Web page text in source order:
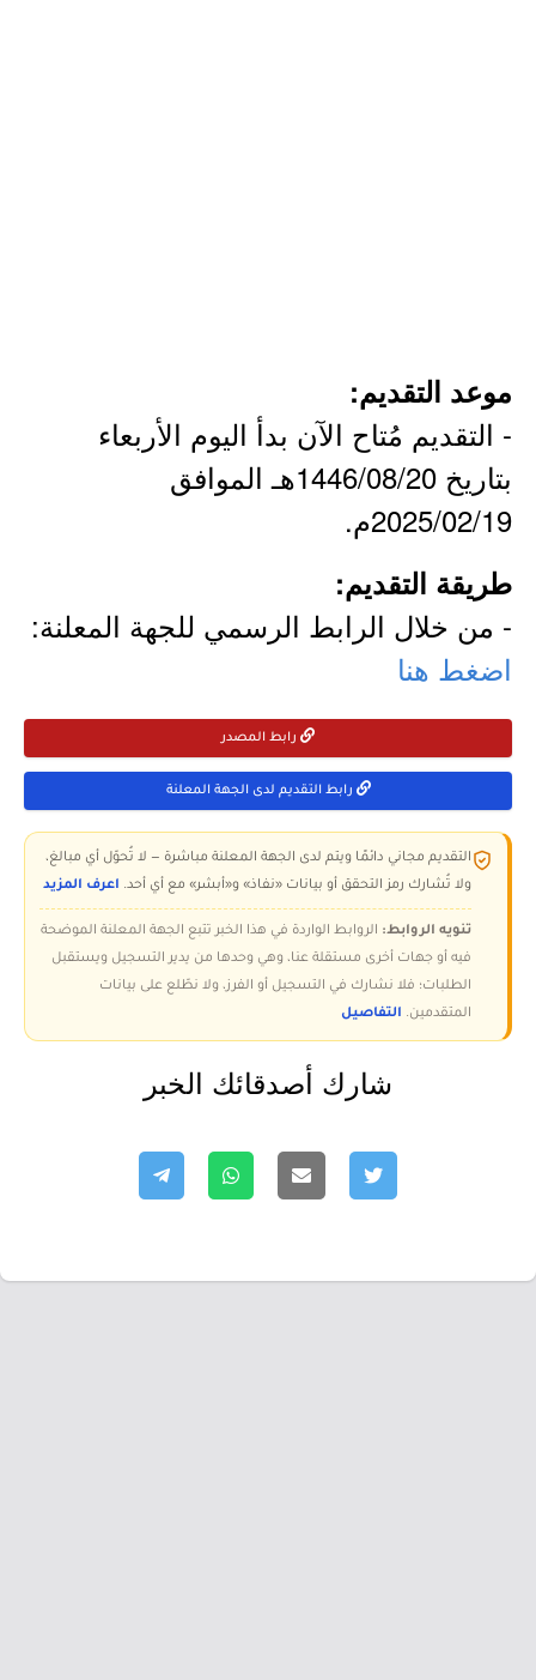
موعد التقديم:
- التقديم مُتاح الآن بدأ اليوم الأربعاء
بتاريخ 1446/08/20هـ الموافق
2025/02/19م.
طريقة التقديم:
- من خلال الرابط الرسمي للجهة المعلنة:
اضغط هنا
رابط المصدر
رابط التقديم لدى الجهة المعلنة
التقديم مجاني دائمًا ويتم لدى الجهة المعلنة مباشرة — لا تُحوّل أي مبالغ،
ولا تُشارك رمز التحقق أو بيانات «نفاذ» و«أبشر» مع أي أحد. اعرف المزيد
تنويه الروابط: الروابط الواردة في هذا الخبر تتبع الجهة المعلنة الموضحة
فيه أو جهات أخرى مستقلة عنا، وهي وحدها من يدير التسجيل ويستقبل
الطلبات؛ فلا نشارك في التسجيل أو الفرز، ولا نطّلع على بيانات
المتقدمين. التفاصيل
شارك أصدقائك الخبر